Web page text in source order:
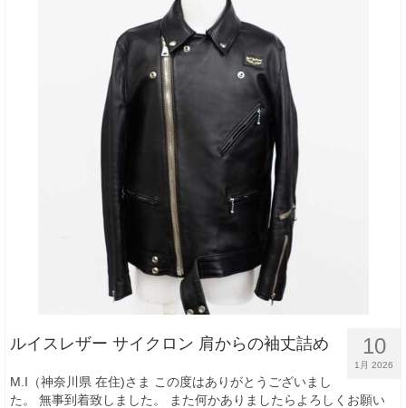
10
1月 2026
ルイスレザー サイクロン 肩からの袖丈詰め
M.I（神奈川県 在住)さま この度はありがとうございまし
た。 無事到着致しました。 また何かありましたらよろしくお願い